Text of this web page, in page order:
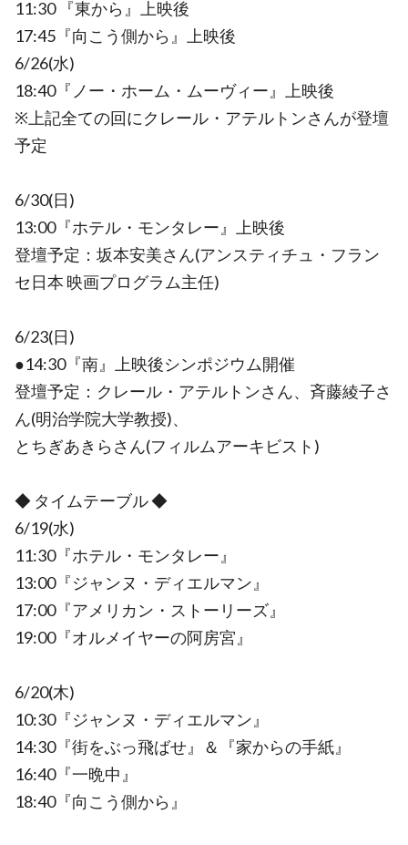
11:30 『東から』上映後
17:45『向こう側から』上映後
6/26(水)
18:40『ノー・ホーム・ムーヴィー』上映後
※上記全ての回にクレール・アテルトンさんが登壇
予定
6/30(日)
13:00『ホテル・モンタレー』上映後
登壇予定：坂本安美さん(アンスティチュ・フラン
セ日本 映画プログラム主任)
6/23(日)
●14:30『南』上映後シンポジウム開催
登壇予定：クレール・アテルトンさん、斉藤綾子さ
ん(明治学院大学教授)、
とちぎあきらさん(フィルムアーキビスト)
◆ タイムテーブル ◆
6/19(水)
11:30『ホテル・モンタレー』
13:00『ジャンヌ・ディエルマン』
17:00『アメリカン・ストーリーズ』
19:00『オルメイヤーの阿房宮』
6/20(木)
10:30『ジャンヌ・ディエルマン』
14:30『街をぶっ飛ばせ』＆『家からの手紙』
16:40『一晩中』
18:40『向こう側から』